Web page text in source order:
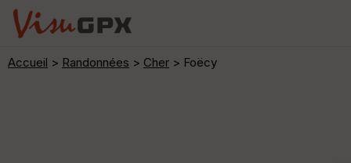
Accueil > Randonnées > Cher > Foëcy